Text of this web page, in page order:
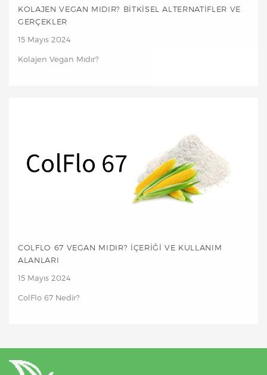
KOLAJEN VEGAN MIDIR? BITKISEL ALTERNATIFLER VE
GERÇEKLER
15 Mayıs 2024
Kolajen Vegan Mıdır?
COLFLO 67 VEGAN MIDIR? İÇERIĞI VE KULLANIM
ALANLARI
15 Mayıs 2024
ColFlo 67 Nedir?